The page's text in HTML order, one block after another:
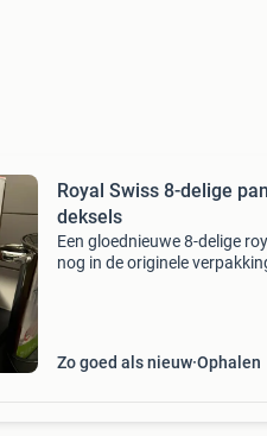
Royal Swiss 8-delige
deksels
Een gloednieuwe 8-delige
nog in de originele
Zo goed als nieuw Ophalen